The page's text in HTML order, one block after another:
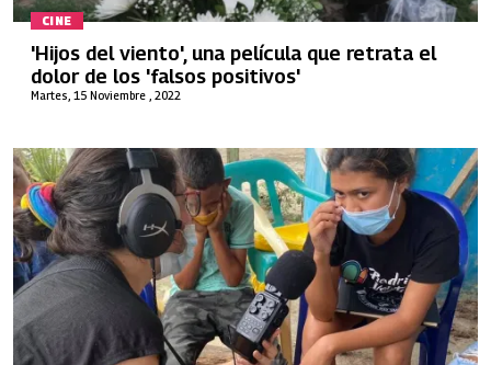
CINE
Martes, 15 Noviembre , 2022
'Hijos del viento', una película que retrata el
dolor de los 'falsos positivos'